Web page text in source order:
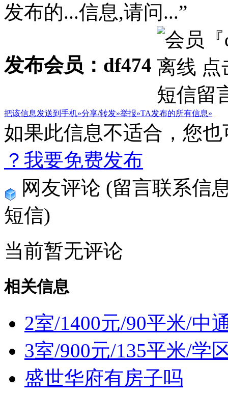
发布的...信息,请问...”
发布会员：df474
把该信息发送到手机»分享/转发»举报»TA发布的所有信息»
如果此信息不适合，您
？我要免费发布
网友评论 (留言联系信
短信)
当前暂无评论
相关信息
2室/1400元/90平米/中
3室/900元/135平米/学
盛世华府有房子吗